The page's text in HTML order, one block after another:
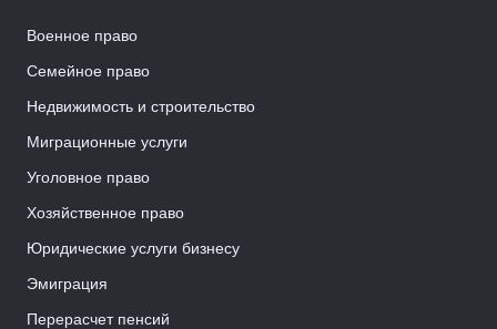
Военное право
Семейное право
Недвижимость и строительство
Миграционные услуги
Уголовное право
Хозяйственное право
Юридические услуги бизнесу
Эмиграция
Перерасчет пенсий